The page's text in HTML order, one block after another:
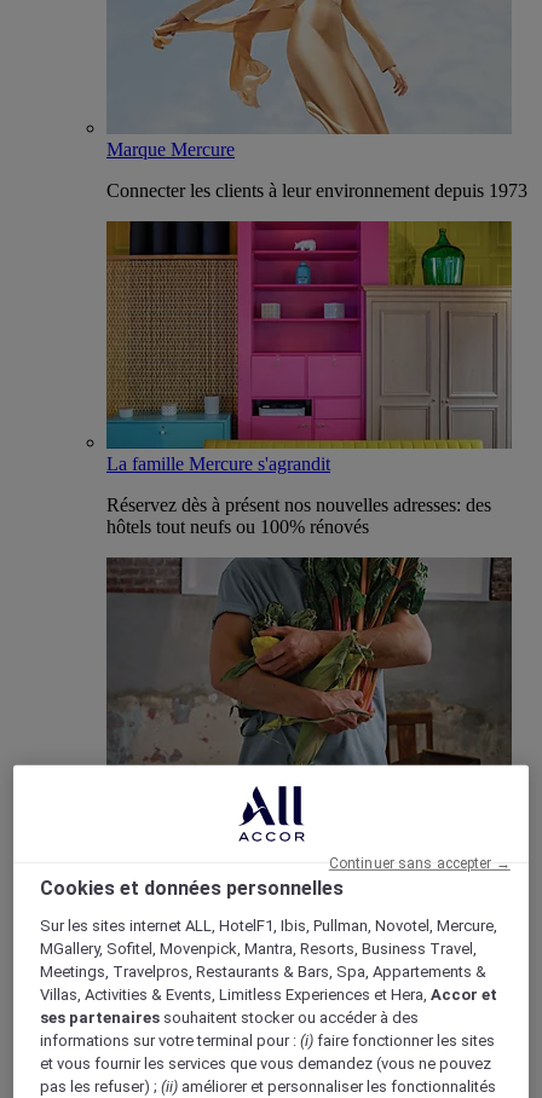
Marque Mercure
Connecter les clients à leur environnement depuis 1973
La famille Mercure s'agrandit
Réservez dès à présent nos nouvelles adresses: des
hôtels tout neufs ou 100% rénovés
Mise en avant du concept “Bons & Vivants” de
Mercure, axé sur la culture locale et la gastronomie.
Boutique Mercure
Programme de fidélité
Retour
Découvrir le programme
Abonnements ALL Accor+
Cookies et données personnelles
Sur les sites internet ALL, HotelF1, Ibis, Pullman, Novotel, Mercure,
MGallery, Sofitel, Movenpick, Mantra, Resorts, Business Travel,
Meetings, Travelpros, Restaurants & Bars, Spa, Appartements &
Villas, Activities & Events, Limitless Experiences et Hera,Accor et
ses partenaires souhaitent stocker ou accéder à des
informations sur votre terminal pour :(i) faire fonctionner les sites
et vous fournir les services que vous demandez (vous ne pouvez
pas les refuser) ;(ii) améliorer et personnaliser les fonctionnalités
Continuer sans accepter →